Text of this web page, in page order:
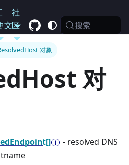
社
区
文 搜索
对象
对
- resolved DNS